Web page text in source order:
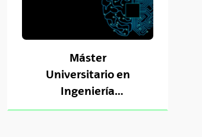
Máster
Universitario en
Ingeniería
Computacional y